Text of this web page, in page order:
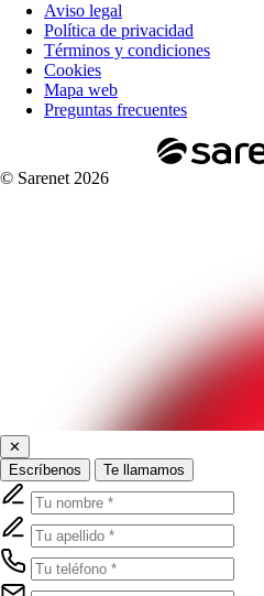
Aviso legal
Política de privacidad
Términos y condiciones
Cookies
Mapa web
Preguntas frecuentes
© Sarenet 2026
✕
Escríbenos
Te llamamos